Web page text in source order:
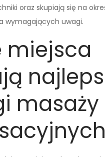
oraz skupiają się na
wymagających uwagi.
miejsca
masaży